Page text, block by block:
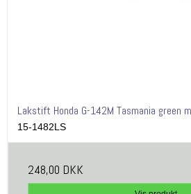
Lakstift Honda G-142M Tasmania green
15-1482LS
248,00 DKK